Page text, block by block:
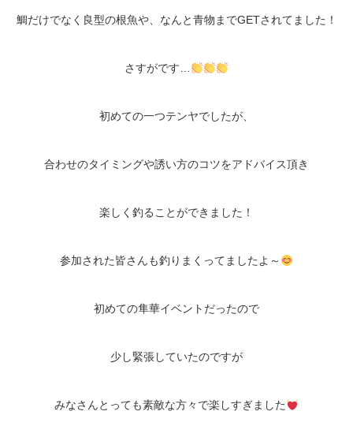
鯛だけでなく良型の根魚や、なんと青物までGETされてました！
さすがです…
初めての一つテンヤでしたが、
合わせのタイミングや誘い方のコツをアドバイス頂き
楽しく釣ることができました！
参加された皆さんも釣りまくってましたよ～
初めての隼華イベントだったので
少し緊張していたのですが
みなさんとっても素敵な方々で楽しすぎました